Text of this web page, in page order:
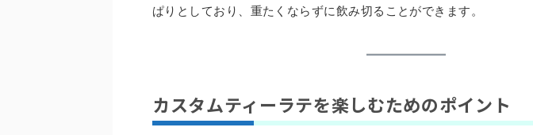
ぱりとしており、重たくならずに飲み切ることができます。
カスタムティーラテを楽しむためのポイント